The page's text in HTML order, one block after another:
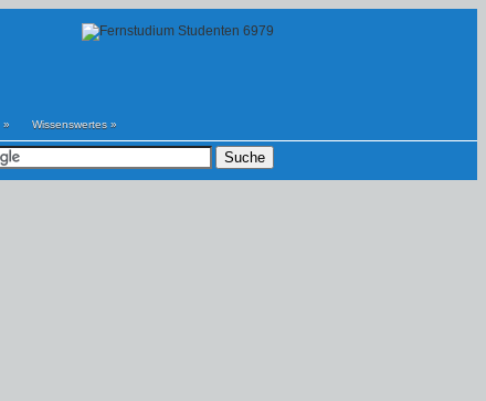
» Wissenswertes »